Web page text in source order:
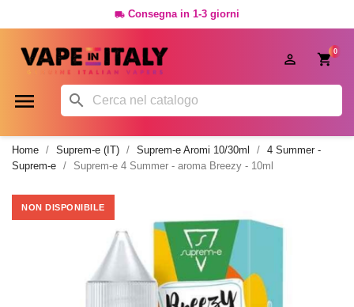
 Consegna in 1-3 giorni
0

 
Home Suprem-e (IT) Suprem-e Aromi 10/30ml
4 Summer -
Suprem-e
Suprem-e 4 Summer - aroma Breezy - 10ml
NON DISPONIBILE